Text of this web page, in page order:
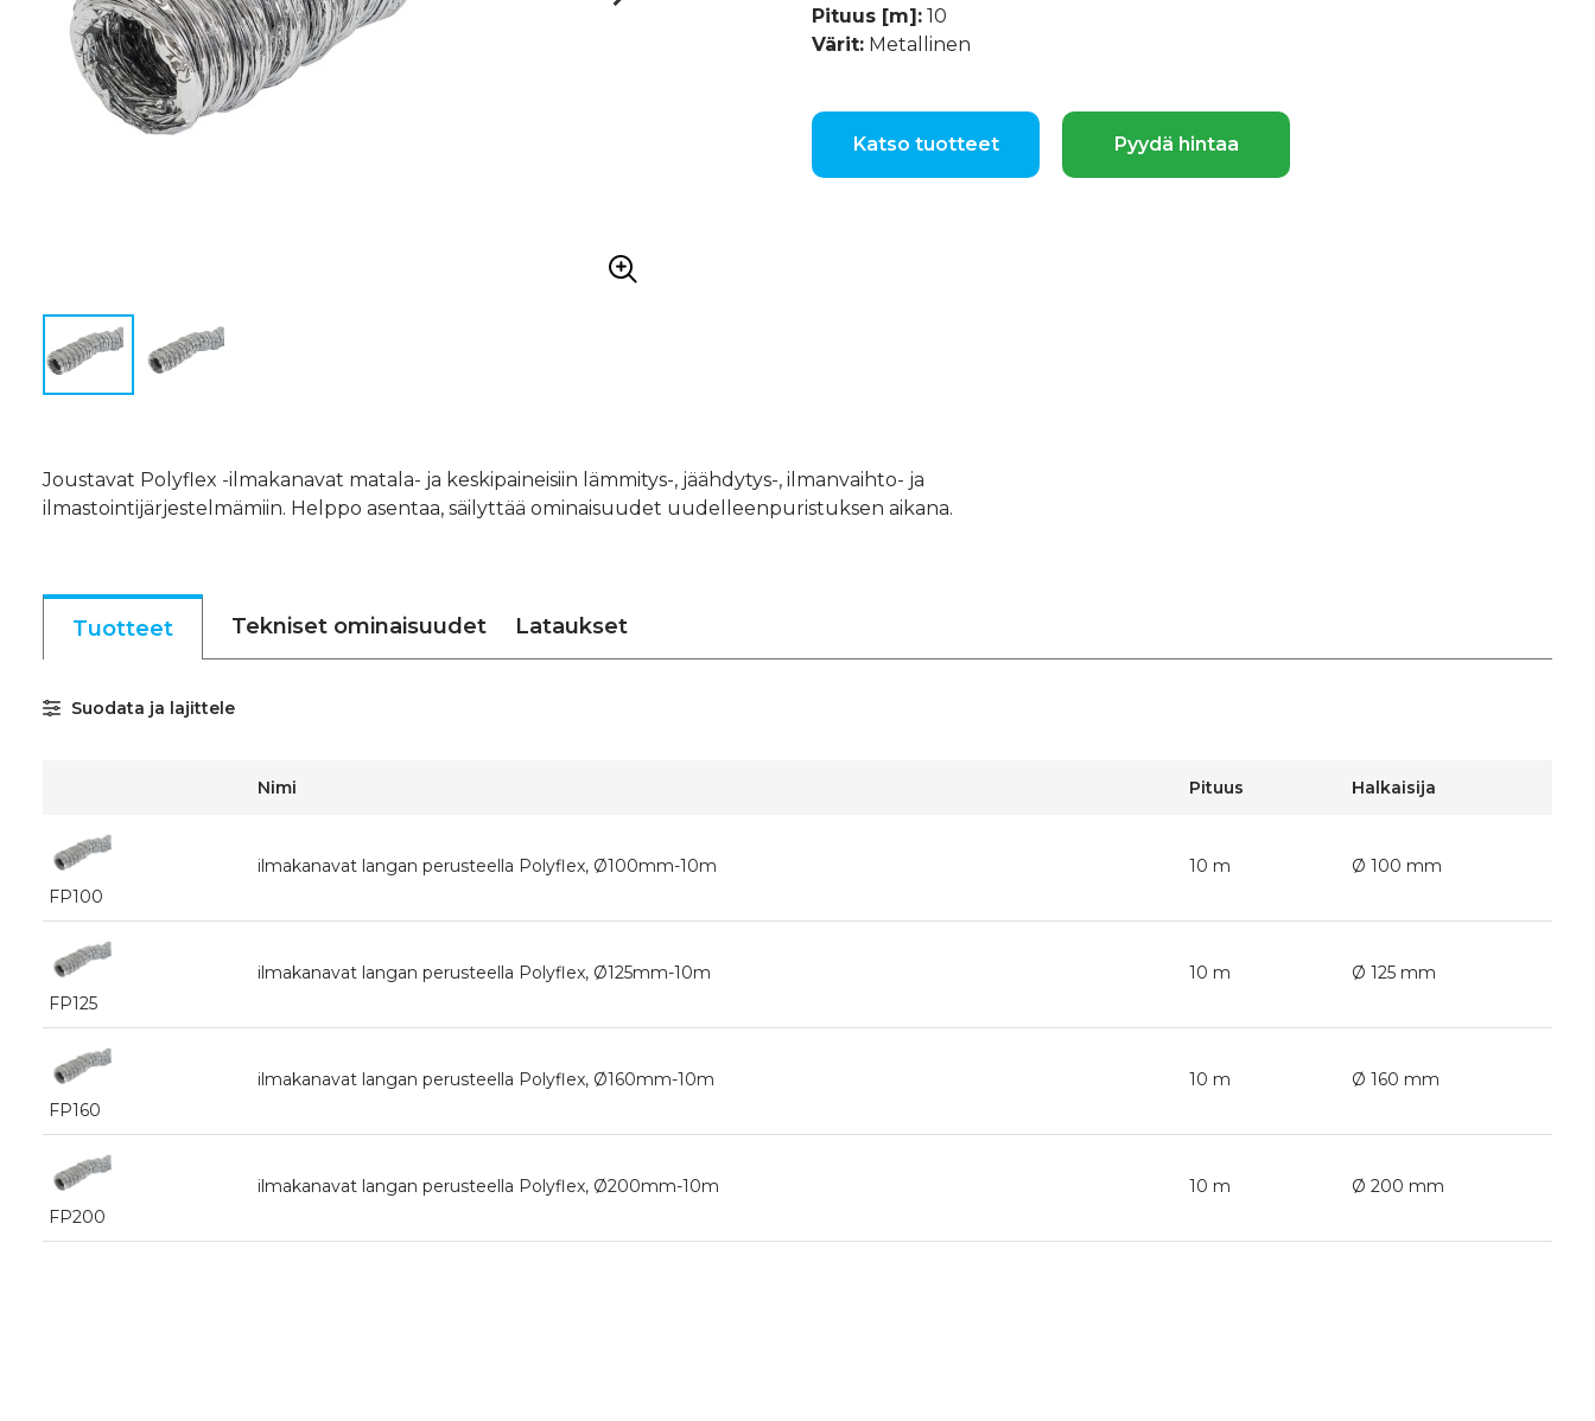
Pituus [m]: 10
Värit: Metallinen
Katso tuotteet Pyydä hintaa
Joustavat Polyflex -ilmakanavat matala- ja keskipaineisiin lämmitys-, jäähdytys-, ilmanvaihto- ja
ilmastointijärjestelmämiin. Helppo asentaa, säilyttää ominaisuudet uudelleenpuristuksen aikana.
Tuotteet Tekniset ominaisuudet Lataukset
Suodata ja lajittele
Nimi Pituus Halkaisija
FP100
ilmakanavat langan perusteella Polyflex, Ø100mm-10m 10 m Ø 100 mm
FP125
ilmakanavat langan perusteella Polyflex, Ø125mm-10m 10 m Ø 125 mm
FP160
ilmakanavat langan perusteella Polyflex, Ø160mm-10m 10 m Ø 160 mm
FP200
ilmakanavat langan perusteella Polyflex, Ø200mm-10m 10 m Ø 200 mm